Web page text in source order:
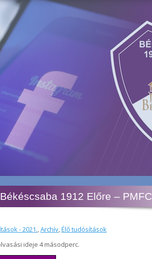
1912 Előre – PMFC
- 2021.,Archív,Élő tudósítások
ideje 4 másodperc.